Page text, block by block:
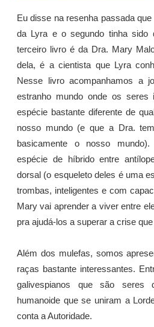
Eu disse na resenha passada
da Lyra e o segundo tinha sido
terceiro livro é da Dra. Mary
dela, é a cientista que Lyra
Nesse livro acompanhamos a
estranho mundo onde os seres
espécie bastante diferente de
nosso mundo (e que a Dra.
basicamente o nosso
espécie de híbrido entre
dorsal (o esqueleto deles é uma
trombas, inteligentes e com
Mary vai aprender a viver entre
pra ajudá-los a superar a crise
Além dos mulefas, somos
raças bastante interessantes.
galivespianos que são seres
humanoide que se uniram a
conta a Autoridade.